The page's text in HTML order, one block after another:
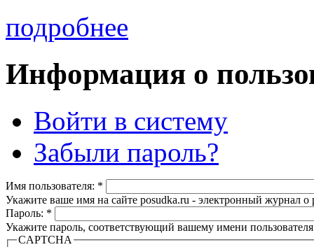
подробнее
Информация о
Войти в систему
Забыли пароль?
Имя пользователя: *
Укажите ваше имя на сайте posudka.ru - электронный журнал
Пароль: *
Укажите пароль, соответствующий вашему имени
CAPTCHA